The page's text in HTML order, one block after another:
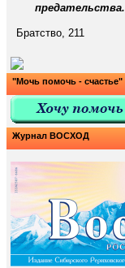
предательства.
Братство, 211
"Мочь помочь - счастье"
Журнал ВОСХОД